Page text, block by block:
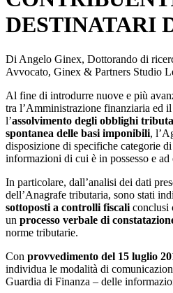
DESTINATARI
Di Angelo Ginex, Dottorando di
Avvocato, Ginex & Partners Studio
Al fine di introdurre nuove e più
tra l’Amministrazione finanziaria ed
l’assolvimento degli obblighi
spontanea delle basi imponibili,
disposizione di specifiche categorie
informazioni di cui è in possesso e
In particolare, dall’analisi dei dati
dell’Anagrafe tributaria, sono stati
sottoposti a controlli fiscali conclusi
un processo verbale di
norme tributarie.
Con provvedimento del 15 luglio
individua le modalità di
Guardia di Finanza – delle